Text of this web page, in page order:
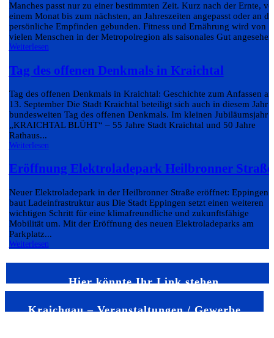
Manches passt nur zu einer bestimmten Zeit. Kurz nach der Ernte,
einem Monat bis zum nächsten, an Jahreszeiten angepasst oder an
persönliche Empfinden gebunden. Fitness und Ernährung wird von
vielen Menschen in der Metropolregion als saisonales Gut
Weiterlesen
Tag des offenen Denkmals in Kraichtal
Tag des offenen Denkmals in Kraichtal: Geschichte zum Anfassen
13. September Die Stadt Kraichtal beteiligt sich auch in diesem Jahr
bundesweiten Tag des offenen Denkmals. Im kleinen Jubiläumsjahr
„KRAICHTAL BLÜHT“ – 55 Jahre Stadt Kraichtal und 50 Jahre
Rathaus...
Weiterlesen
Eröffnung Elektroladepark Heilbronner Straße
Neuer Elektroladepark in der Heilbronner Straße eröffnet: Eppingen
baut Ladeinfrastruktur aus Die Stadt Eppingen setzt einen weiteren
wichtigen Schritt für eine klimafreundliche und zukunftsfähige
Mobilität um. Mit der Eröffnung des neuen Elektroladeparks am
Parkplatz...
Weiterlesen
Hier könnte Ihr Link stehen
Kraichgau – Veranstaltungen / Gewerbe